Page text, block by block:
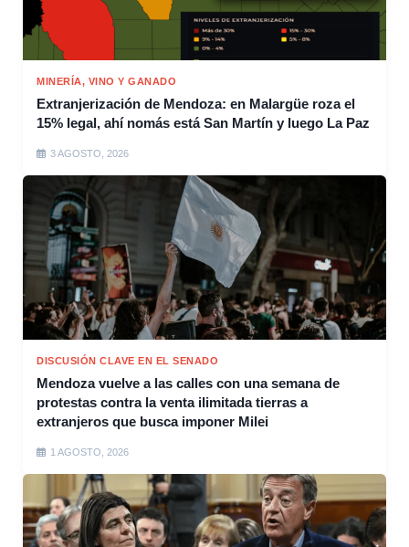
MINERÍA, VINO Y GANADO
Extranjerización de Mendoza: en Malargüe roza el
15% legal, ahí nomás está San Martín y luego La Paz
3 AGOSTO, 2026
DISCUSIÓN CLAVE EN EL SENADO
Mendoza vuelve a las calles con una semana de
protestas contra la venta ilimitada tierras a
extranjeros que busca imponer Milei
1 AGOSTO, 2026